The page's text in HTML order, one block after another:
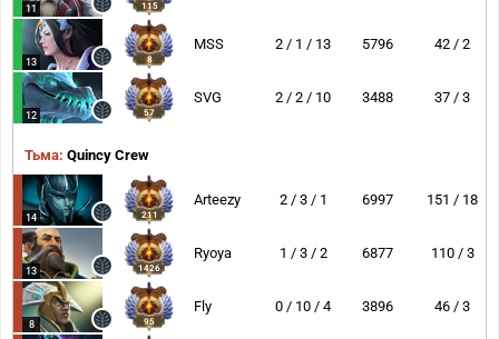
11 115
13 8
MSS 2 / 1 / 13 5796 42 / 2
12 57
SVG 2 / 2 / 10 3488 37 / 3
Тьма: Quincy Crew
14 211
Arteezy 2 / 3 / 1 6997 151 / 18
13 1426
Ryoya 1 / 3 / 2 6877 110 / 3
8 95
Fly 0 / 10 / 4 3896 46 / 3